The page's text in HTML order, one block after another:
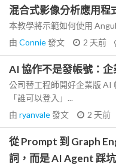
混合式影像分析應用程
本教學將示範如何使用
由 Connie發文 2 天前
AI 協作不是發帳號：
公司替工程師開好企業版 AI
「誰可以登入」...
由 ryanvale發文 2 天前
從 Prompt 到 Graph
詞，而是 AI Agent 踩